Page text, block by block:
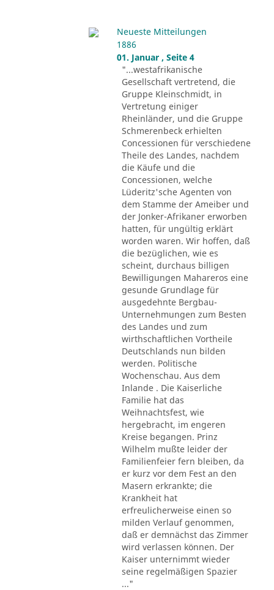
Neueste Mitteilungen
1886
01. Januar , Seite 4
"...westafrikanische
Gesellschaft vertretend, die
Gruppe Kleinschmidt, in
Vertretung einiger
Rheinländer, und die Gruppe
Schmerenbeck erhielten
Concessionen für verschiedene
Theile des Landes, nachdem
die Käufe und die
Concessionen, welche
Lüderitz'sche Agenten von
dem Stamme der Ameiber und
der Jonker-Afrikaner erworben
hatten, für ungültig erklärt
worden waren. Wir hoffen, daß
die bezüglichen, wie es
scheint, durchaus billigen
Bewilligungen Mahareros eine
gesunde Grundlage für
ausgedehnte Bergbau-
Unternehmungen zum Besten
des Landes und zum
wirthschaftlichen Vortheile
Deutschlands nun bilden
werden. Politische
Wochenschau. Aus dem
Inlande . Die Kaiserliche
Familie hat das
Weihnachtsfest, wie
hergebracht, im engeren
Kreise begangen. Prinz
Wilhelm mußte leider der
Familienfeier fern bleiben, da
er kurz vor dem Fest an den
Masern erkrankte; die
Krankheit hat
erfreulicherweise einen so
milden Verlauf genommen,
daß er demnächst das Zimmer
wird verlassen können. Der
Kaiser unternimmt wieder
seine regelmäßigen Spazier
..."